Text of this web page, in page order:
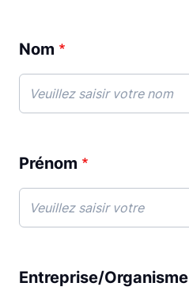
Nom
Prénom
Entreprise/Organisme